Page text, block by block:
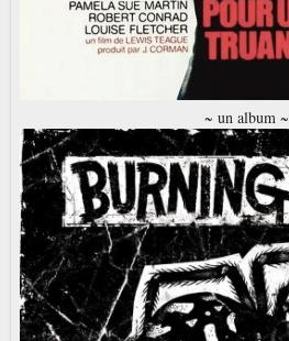
~ un album ~